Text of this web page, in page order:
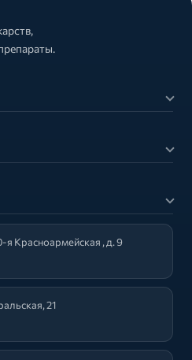
я Красноармейская , д. 9
21